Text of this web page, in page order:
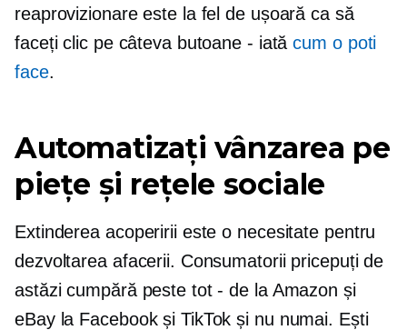
reaprovizionare este la fel de ușoară ca să
faceți clic pe câteva butoane - iatăcum o poti
face.
Automatizați vânzarea pe
piețe și rețele sociale
Extinderea acoperirii este o necesitate pentru
dezvoltarea afacerii. Consumatorii pricepuți de
astăzi cumpără peste tot - de la Amazon și
eBay la Facebook și TikTok și nu numai. Ești